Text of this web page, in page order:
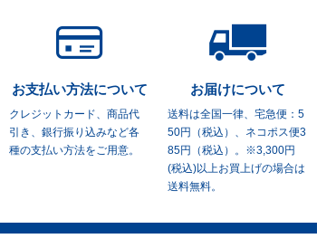
お支払い方法について
クレジットカード、商品代
引き、 銀行振り込みなど各
種の支払い方法をご用意。
お届けについて
送料は全国一律、宅急便：5
50円（税込）、 ネコポス便3
85円（税込）。※3,300円
(税込)以上お買上げの場合は
送料無料。